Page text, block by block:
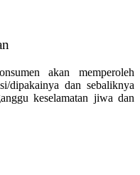
akan memperoleh
dipakainya dan sebaliknya
keselamatan jiwa dan